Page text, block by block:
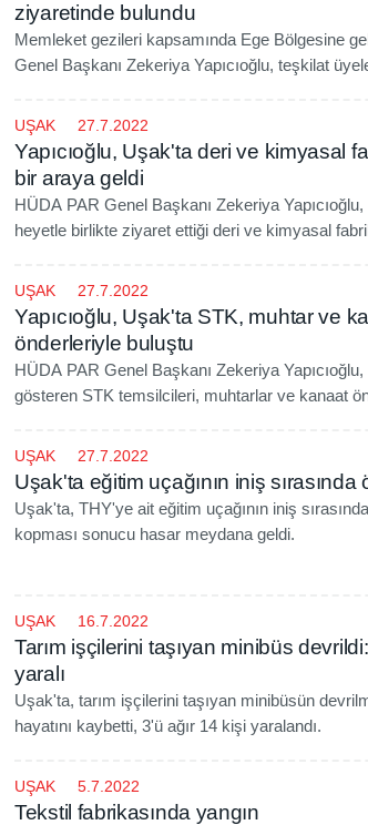
ziyaretinde bulundu
Memleket gezileri kapsamında Ege Bölgesine
Genel Başkanı Zekeriya Yapıcıoğlu, teşkilat
UŞAK 27.7.2022
Yapıcıoğlu, Uşak'ta deri ve kimyasal
bir araya geldi
HÜDA PAR Genel Başkanı Zekeriya
heyetle birlikte ziyaret ettiği deri ve kimyasal
UŞAK 27.7.2022
Yapıcıoğlu, Uşak'ta STK, muhtar ve
önderleriyle buluştu
HÜDA PAR Genel Başkanı Zekeriya
gösteren STK temsilcileri, muhtarlar ve kanaat
UŞAK 27.7.2022
Uşak'ta eğitim uçağının iniş
Uşak'ta, THY'ye ait eğitim uçağının iniş
kopması sonucu hasar meydana geldi.
UŞAK 16.7.2022
Tarım işçilerini taşıyan minibüs
yaralı
Uşak'ta, tarım işçilerini taşıyan minibüsün
hayatını kaybetti, 3'ü ağır 14 kişi yaralandı.
UŞAK 5.7.2022
Tekstil fabrikasında yangın